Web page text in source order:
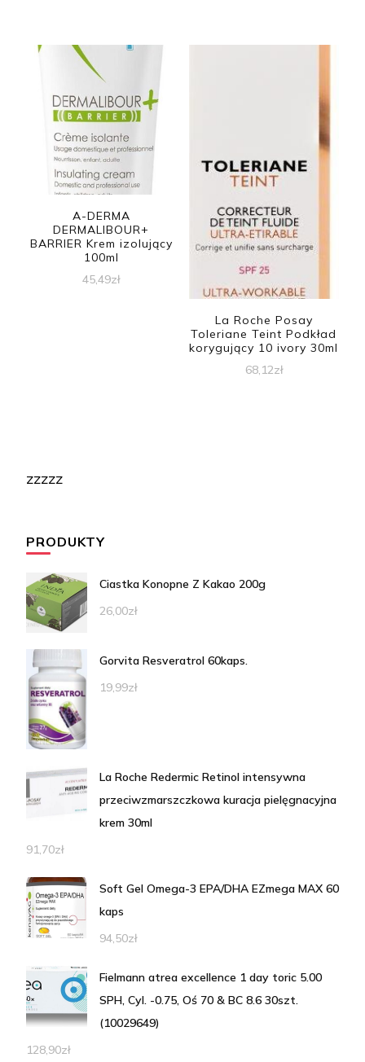
A-DERMA
DERMALIBOUR+
BARRIER Krem izolujący
100ml
45,49zł
La Roche Posay
Toleriane Teint Podkład
korygujący 10 ivory 30ml
68,12zł
zzzzz
PRODUKTY
Ciastka Konopne Z Kakao 200g
26,00zł
Gorvita Resveratrol 60kaps.
19,99zł
La Roche Redermic Retinol intensywna
przeciwzmarszczkowa kuracja pielęgnacyjna
krem 30ml
91,70zł
Soft Gel Omega-3 EPA/DHA EZmega MAX 60
kaps
94,50zł
Fielmann atrea excellence 1 day toric 5.00
SPH, Cyl. -0.75, Oś 70 & BC 8.6 30szt.
(10029649)
128,90zł